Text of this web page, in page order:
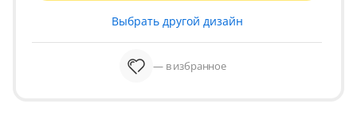
Выбрать другой дизайн
— в избранное